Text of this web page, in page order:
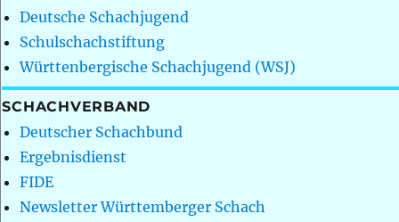
Deutsche Schachjugend
Schulschachstiftung
Württenbergische Schachjugend (WSJ)
SCHACHVERBAND
Deutscher Schachbund
Ergebnisdienst
FIDE
Newsletter Württemberger Schach